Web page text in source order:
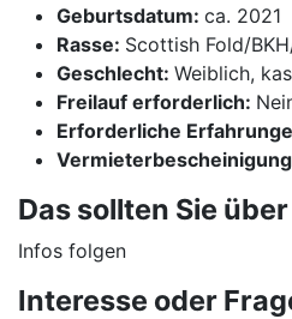
Geburtsdatum: ca. 2021
Rasse: Scottish Fold/
Geschlecht: Weiblich,
Freilauf erforderlich:
Erforderliche
Das sollten Sie
Infos folgen
Interesse oder